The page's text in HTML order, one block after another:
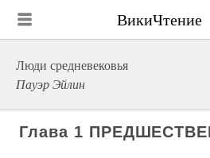
ВикиЧтение
Люди средневековья
Пауэр Эйлин
Глава 1